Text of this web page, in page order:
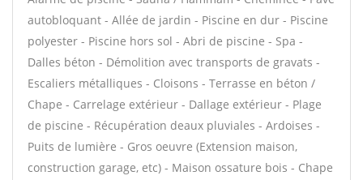
autobloquant - Allée de jardin - Piscine en dur - Piscine
polyester - Piscine hors sol - Abri de piscine - Spa -
Dalles béton - Démolition avec transports de gravats -
Escaliers métalliques - Cloisons - Terrasse en béton /
Chape - Carrelage extérieur - Dallage extérieur - Plage
de piscine - Récupération deaux pluviales - Ardoises -
Puits de lumière - Gros oeuvre (Extension maison,
construction garage, etc) - Maison ossature bois - Chape